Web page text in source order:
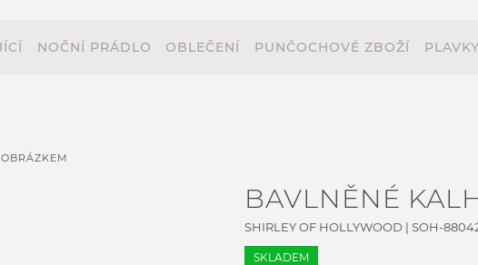
NOČNÍ PRÁDLO OBLEČENÍ PUNČOCHOVÉ ZBOŽÍ PLAVKY
BAVLNĚNÉ
SHIRLEY OF HOLLYWOOD | SOH-
SKLADEM